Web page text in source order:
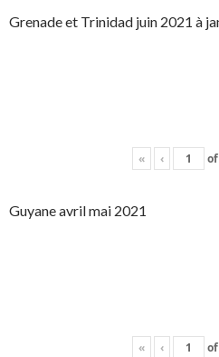
Grenade et Trinidad juin 2021 à
« ‹ of
Guyane avril mai 2021
« ‹ of